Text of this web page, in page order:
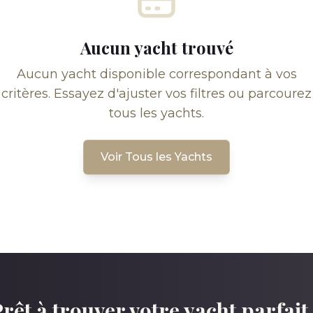
Aucun yacht trouvé
Aucun yacht disponible correspondant à vos
critères. Essayez d'ajuster vos filtres ou parcourez
tous les yachts.
Voir Tous les Yachts